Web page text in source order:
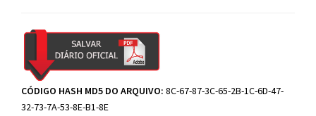
CÓDIGO HASH MD5 DO ARQUIVO: 8C-67-87-3C-65-2B-1C-6D-47-
32-73-7A-53-8E-B1-8E